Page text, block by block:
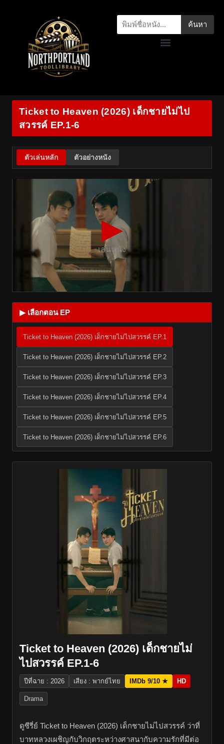
ค้นหา
Ticket to Heaven (2026) เด็กชายไม่ไป
สวรรค์ EP.1-6
ตัวเล่นหลัก ตัวอย่างหนัง
▶
เล่นหนัง
▶ เลือกตอน EP
Ticket to Heaven (2026) เด็กชายไม่ไปสวรรค์ EP.1
Ticket to Heaven (2026) เด็กชายไม่ไปสวรรค์ EP.2
Ticket to Heaven (2026) เด็กชายไม่ไปสวรรค์ EP.3
Ticket to Heaven (2026) เด็กชายไม่ไปสวรรค์ EP.4
Ticket to Heaven (2026) เด็กชายไม่ไปสวรรค์ EP.5
Ticket to Heaven (2026) เด็กชายไม่ไปสวรรค์ EP.6
Ticket to Heaven (2026) เด็กชายไม่
ไปสวรรค์ EP.1-6
ปีที่ฉาย : 2026 เสียง : พากย์ไทย IMDb 9/10 ★ HD
Drama
ดูซีรี่ย์ Ticket to Heaven (2026) เด็กชายไม่ไปสวรรค์ ว่าที่
บาทหลวงเผชิญกับวิกฤตระหว่างศาสนากับความรักที่มีต่อ